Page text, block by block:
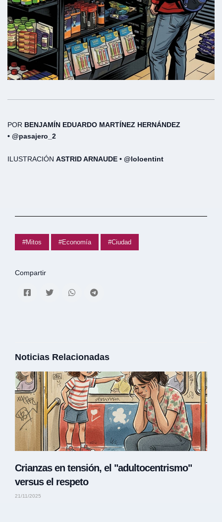
POR BENJAMÍN EDUARDO MARTÍNEZ HERNÁNDEZ
• @pasajero_2
ILUSTRACIÓN ASTRID ARNAUDE • @loloentint
#Mitos #Economía #Ciudad
Compartir
Noticias Relacionadas
Crianzas en tensión, el "adultocentrismo"
versus el respeto
21/11/2025